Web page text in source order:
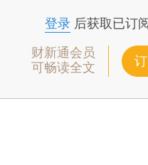
登录后获取已订
财新通会员
可畅读全文